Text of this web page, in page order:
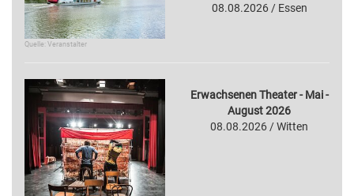
Quelle: Veranstalter
08.08.2026 / Essen
Erwachsenen Theater - Mai -
August 2026
08.08.2026 / Witten